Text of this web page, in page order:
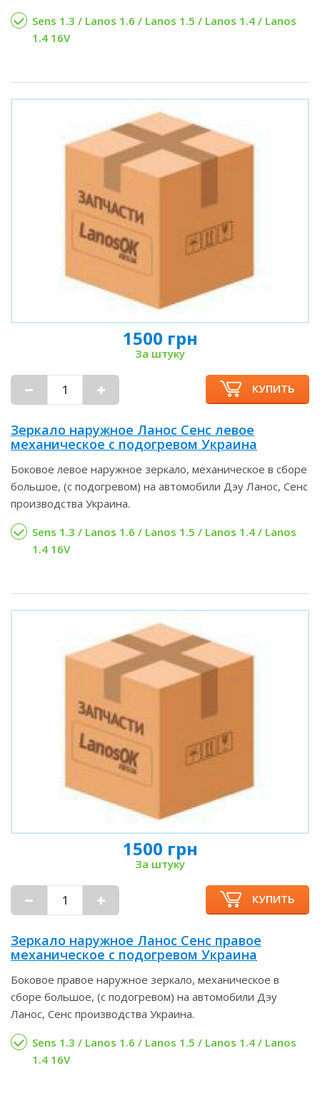
Sens 1.3 / Lanos 1.6 / Lanos 1.5 / Lanos 1.4 / Lanos
1.4 16V
1500 грн
За штуку
КУПИТЬ
Зеркало наружное Ланос Сенс левое
механическое с подогревом Украина
Боковое левое наружное зеркало, механическое в сборе
большое, (c подогревом) на автомобили Дэу Ланос, Сенс
производства Украина.
Sens 1.3 / Lanos 1.6 / Lanos 1.5 / Lanos 1.4 / Lanos
1.4 16V
1500 грн
За штуку
КУПИТЬ
Зеркало наружное Ланос Сенс правое
механическое с подогревом Украина
Боковое правое наружное зеркало, механическое в
сборе большое, (c подогревом) на автомобили Дэу
Ланос, Сенс производства Украина.
Sens 1.3 / Lanos 1.6 / Lanos 1.5 / Lanos 1.4 / Lanos
1.4 16V